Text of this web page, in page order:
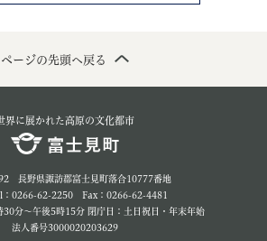
ページの先頭へ戻る
界に展かれた高原の文化都市
長野県諏訪郡富士見町落合10777番地
0266-62-2250 Fax：0266-62-4481
30分～午後5時15分 閉庁日：土日祝日・年末年始
法人番号3000020203629